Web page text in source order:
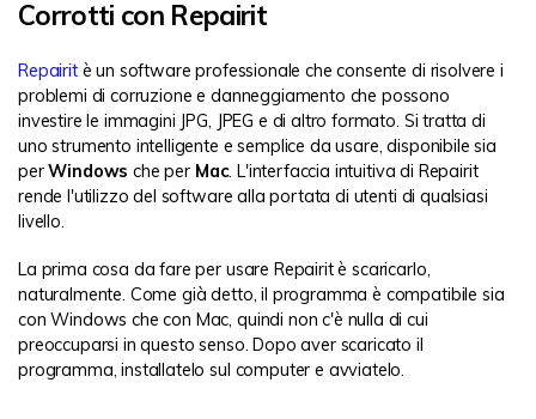
Corrotti con Repairit
Repairitè un software professionale che consente di risolvere i
problemi di corruzione e danneggiamento che possono
investire le immagini JPG, JPEG e di altro formato. Si tratta di
uno strumento intelligente e semplice da usare, disponibile sia
perWindows che per Mac. L'interfaccia intuitiva di Repairit
rende l'utilizzo del software alla portata di utenti di qualsiasi
livello.
La prima cosa da fare per usare Repairit è scaricarlo,
naturalmente. Come già detto, il programma è compatibile sia
con Windows che con Mac, quindi non c'è nulla di cui
preoccuparsi in questo senso. Dopo aver scaricato il
programma, installatelo sul computer e avviatelo.